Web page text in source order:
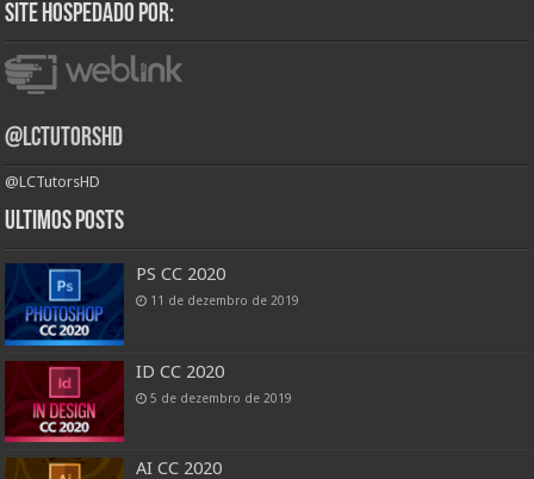
Site hospedado por:
@LCTutorsHD
@LCTutorsHD
Ultimos posts
PS CC 2020
11 de dezembro de 2019
ID CC 2020
5 de dezembro de 2019
AI CC 2020